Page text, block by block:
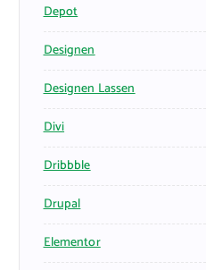
Depot
Designen
Designen Lassen
Divi
Dribbble
Drupal
Elementor